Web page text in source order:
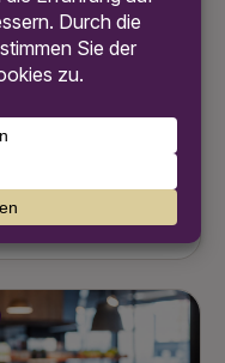
die USA
macht’s
zeigt, wie eng
sind – weit